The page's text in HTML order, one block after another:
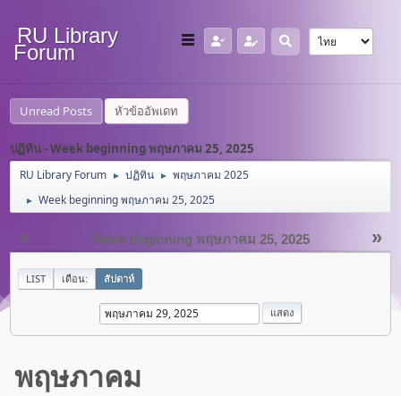
RU Library
Forum
Unread Posts หัวข้ออัพเดท
ปฏิทิน - Week beginning พฤษภาคม 25, 2025
RU Library Forum ► ปฏิทิน ► พฤษภาคม 2025
► Week beginning พฤษภาคม 25, 2025
« »
Week beginning พฤษภาคม 25, 2025
LIST เดือน: สัปดาห์
พฤษภาคม